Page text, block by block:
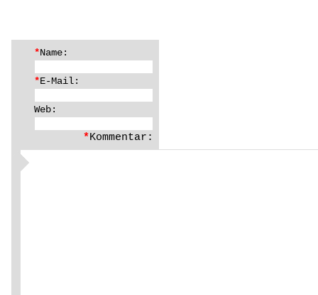
*Name:
*E-Mail:
Web:
*Kommentar: